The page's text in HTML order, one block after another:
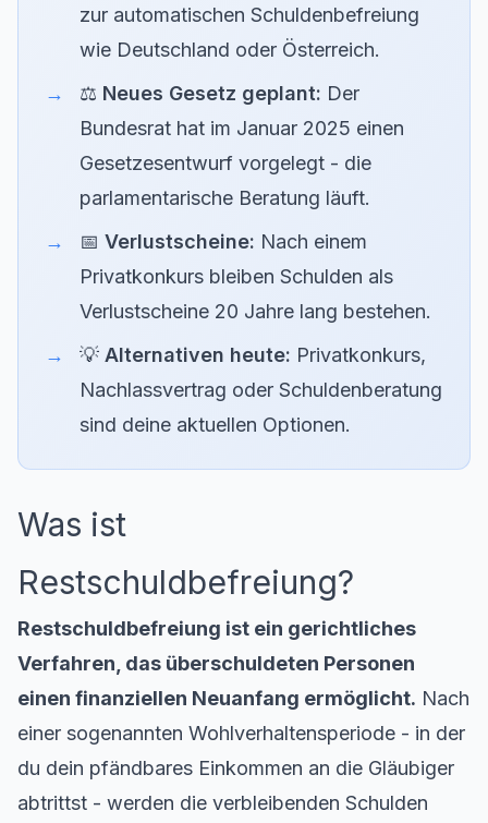
zur automatischen Schuldenbefreiung
wie Deutschland oder Österreich.
⚖️ Neues Gesetz geplant: Der
Bundesrat hat im Januar 2025 einen
Gesetzesentwurf vorgelegt - die
parlamentarische Beratung läuft.
📅 Verlustscheine: Nach einem
Privatkonkurs bleiben Schulden als
Verlustscheine 20 Jahre lang bestehen.
💡 Alternativen heute: Privatkonkurs,
Nachlassvertrag oder Schuldenberatung
sind deine aktuellen Optionen.
Was ist
Restschuldbefreiung?
Restschuldbefreiung ist ein gerichtliches
Verfahren, das überschuldeten Personen
einen finanziellen Neuanfang ermöglicht. Nach
einer sogenannten Wohlverhaltensperiode - in der
du dein pfändbares Einkommen an die Gläubiger
abtrittst - werden die verbleibenden Schulden